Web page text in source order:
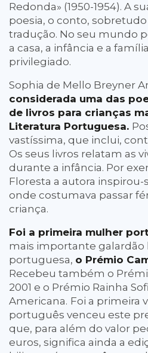
Redonda» (1950-1954). A
poesia, o conto,
tradução. No seu mundo
a casa, a infância e a
privilegiado.
Sophia de Mello Breyner
considerada uma das
de livros para crianças
Literatura Portuguesa.
vastíssima, que inclui,
Os seus livros relatam as
durante a infância. Por
Floresta a autora inspirou-
onde costumava passar
criança.
Foi a primeira mulher
mais importante galardão
portuguesa, o Prémio
Recebeu também o
2001 e o Prémio Rainha
Americana. Foi a primeira
português venceu este
que, para além do valor
euros, significa ainda a